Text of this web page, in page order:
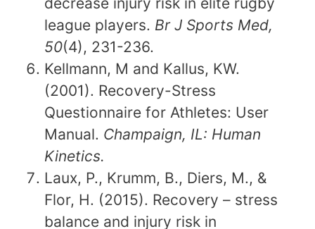
league players. Br J Sports Med,
50(4), 231-236.
Kellmann, M and Kallus, KW.
(2001). Recovery-Stress
Questionnaire for Athletes: User
Manual. Champaign, IL: Human
Kinetics.
Laux, P., Krumm, B., Diers, M., &
Flor, H. (2015). Recovery – stress
balance and injury risk in